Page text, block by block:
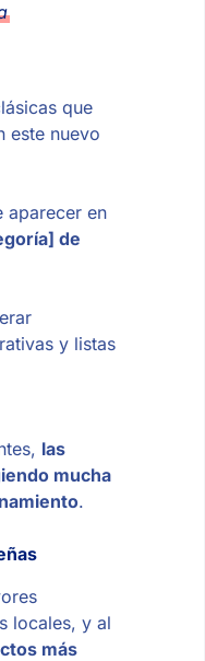
que
este nuevo
aparecer en
de
y listas
las
mucha
.
locales, y al
más